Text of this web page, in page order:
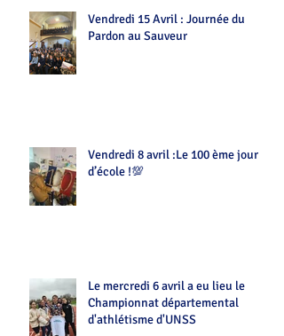
Vendredi 15 Avril : Journée du
Pardon au Sauveur
Vendredi 8 avril :Le 100 ème jour
d’école !💯
Le mercredi 6 avril a eu lieu le
Championnat départemental
d'athlétisme d'UNSS